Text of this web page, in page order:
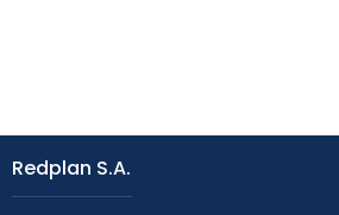
Redplan S.A.